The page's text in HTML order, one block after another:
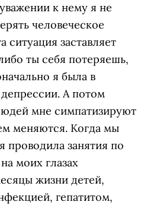
к нему я не
человеческое
ситуация заставляет
ты себя потеряешь,
я была в
А потом
мне симпатизируют
меняются. Когда мы
занятия по
моих глазах
жизни детей,
гепатитом,